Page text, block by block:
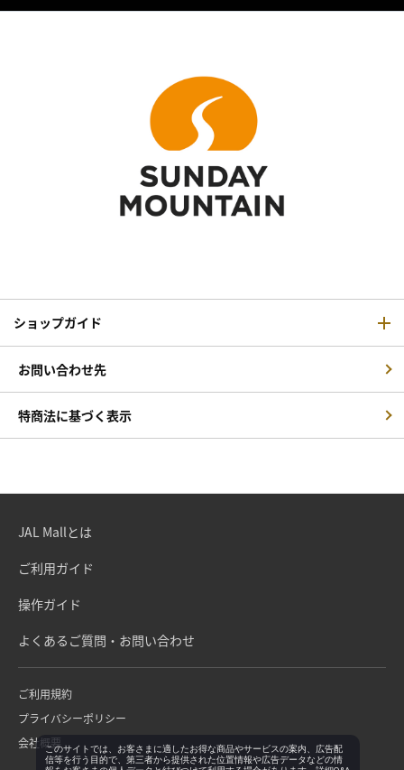
ショップガイド
お問い合わせ先
特商法に基づく表示
JAL Mallとは
ご利用ガイド
操作ガイド
よくあるご質問・お問い合わせ
ご利用規約
プライバシーポリシー
会社概要このサイトでは、お客さまに適したお得な商品やサービスの案内、広告配
信等を行う目的で、第三者から提供された位置情報や広告データなどの情